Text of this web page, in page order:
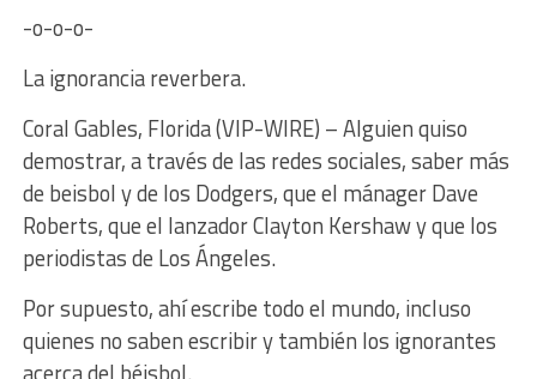
-o-o-o-
La ignorancia reverbera.
Coral Gables, Florida (VIP-WIRE) – Alguien quiso
demostrar, a través de las redes sociales, saber más
de beisbol y de los Dodgers, que el mánager Dave
Roberts, que el lanzador Clayton Kershaw y que los
periodistas de Los Ángeles.
Por supuesto, ahí escribe todo el mundo, incluso
quienes no saben escribir y también los ignorantes